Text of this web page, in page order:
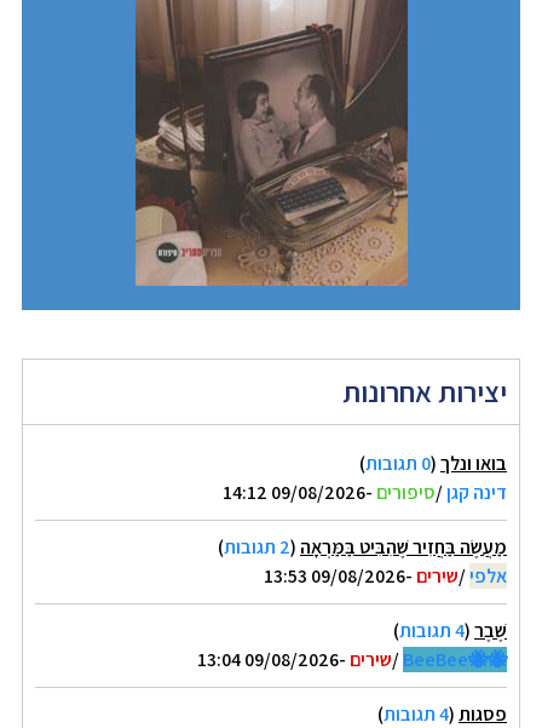
יצירות אחרונות
בואו ונלך(0 תגובות
)
דינה קגן/סיפורים -09/08/2026 14:12
מַעֲשֶׂה בַּחֲזִיר שֶׁהִבִּיט בַּמַּרְאָה (2 תגובות
)
אלפי/שירים -09/08/2026 13:53
שֶׁבֶר(4 תגובות
)
🐝🐝BeeBee
/שירים -09/08/2026 13:04
פסגות(4 תגובות
)